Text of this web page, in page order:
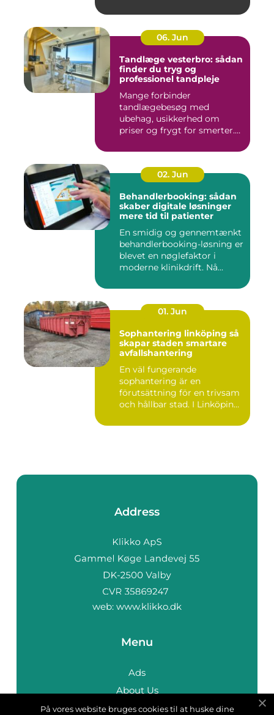
06. Jun
Tandlæge vesterbro: sådan
finder du tryg og
professionel tandpleje
Mange forbinder
tandlægebesøg med
ubehag, usikkerhed om
priser og frygt for smerter.
02. Jun
Behandlerbooking: sådan
skaber digitale løsninger
mere tid til patienter
En smidig og gennemtænkt
behandlerbooking-løsning er
blevet en nøglefaktor i
moderne klinikdrift. Nå...
01. Jun
Sophantering linköping så
skapar staden smartare
avfallshantering
En väl fungerande
sophantering är en
förutsättning för en trivsam
och hållbar stad. I Linköping
Address
web: www.klikko.dk
Menu
Ads
About Us
Cookies
På vores website bruges cookies til at huske dine